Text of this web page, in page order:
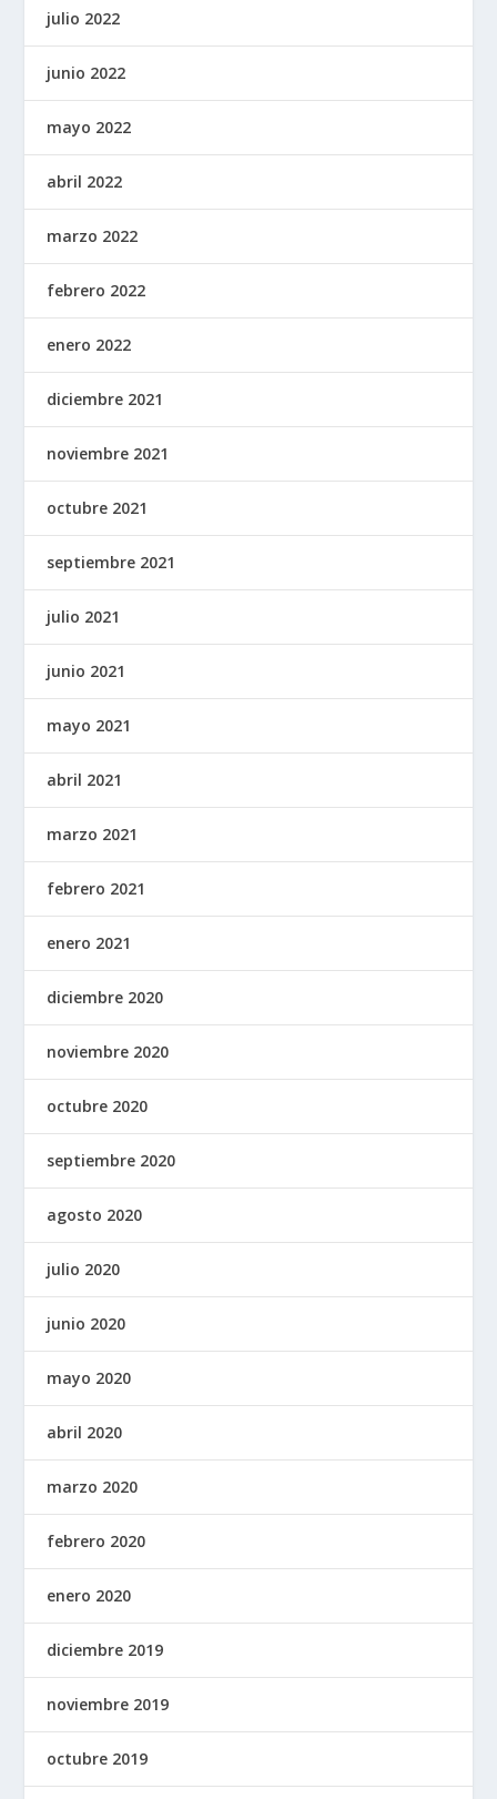
julio 2022
junio 2022
mayo 2022
abril 2022
marzo 2022
febrero 2022
enero 2022
diciembre 2021
noviembre 2021
octubre 2021
septiembre 2021
julio 2021
junio 2021
mayo 2021
abril 2021
marzo 2021
febrero 2021
enero 2021
diciembre 2020
noviembre 2020
octubre 2020
septiembre 2020
agosto 2020
julio 2020
junio 2020
mayo 2020
abril 2020
marzo 2020
febrero 2020
enero 2020
diciembre 2019
noviembre 2019
octubre 2019